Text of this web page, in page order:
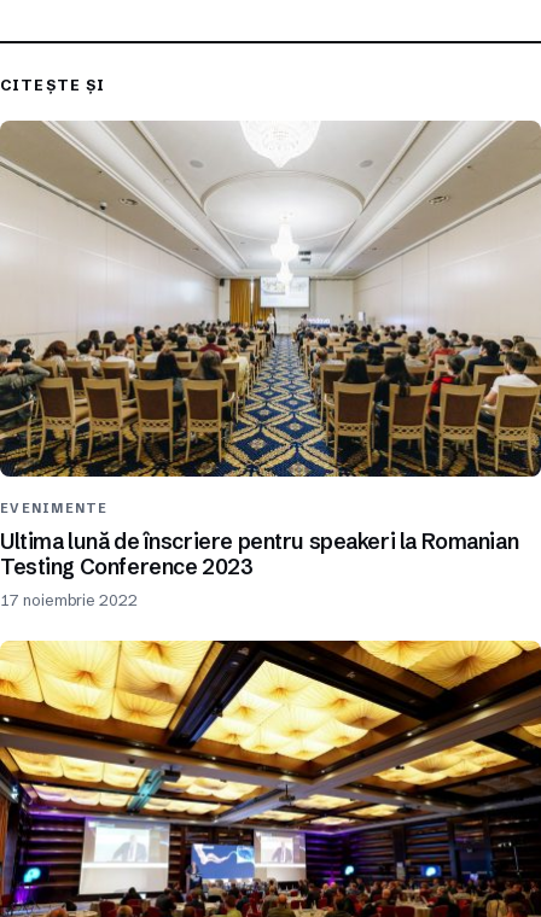
CITEȘTE ȘI
EVENIMENTE
Ultima lună de înscriere pentru speakeri la Romanian
Testing Conference 2023
17 noiembrie 2022